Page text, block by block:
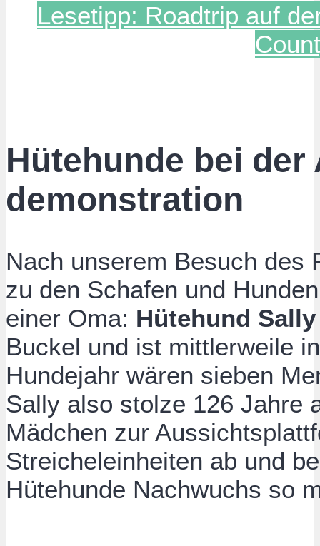
Lesetipp: Roadtrip auf
Hütehunde bei
demonstration
Nach unserem Besuch des
zu den Schafen und
einer Oma: Hütehund Sally
Buckel und ist mittlerweile
Hundejahr wären sieben
Sally also stolze 126 Jahre
Mädchen zur
Streicheleinheiten ab und
Hütehunde Nachwuchs so